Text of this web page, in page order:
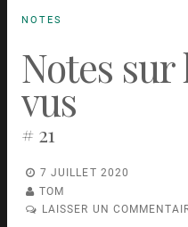
NOTES
Notes
vus
# 21
7 JUILLET 2020
TOM
LAISSER UN